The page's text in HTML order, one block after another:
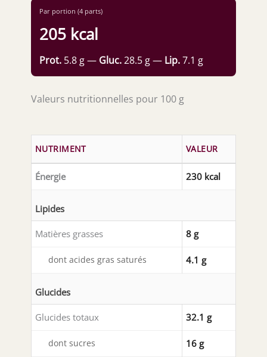
Par portion (4 parts)
205 kcal
Prot. 5.8 g — Gluc.28.5 g — Lip.7.1 g
Valeurs nutritionnelles pour 100 g
NUTRIMENT VALEUR
Énergie 230 kcal
Lipides
Matières grasses 8 g
dont acides gras saturés 4.1 g
Glucides
Glucides totaux 32.1 g
dont sucres 16 g